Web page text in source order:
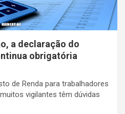
a declaração do
obrigatória
de Renda para trabalhadores
vigilantes têm dúvidas